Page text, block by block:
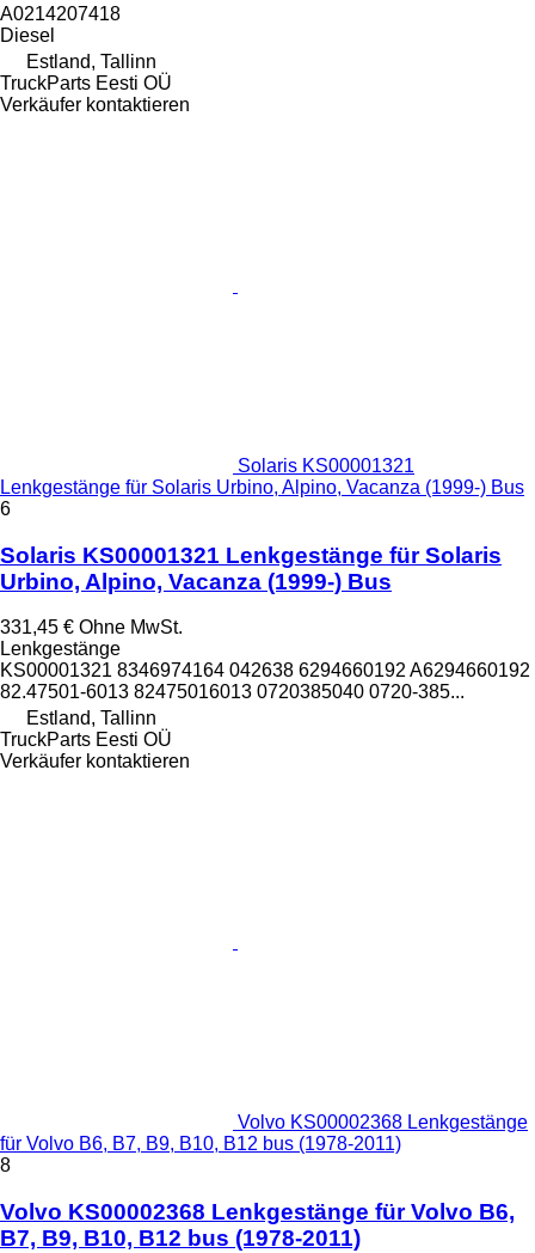
A0214207418
Diesel
Estland, Tallinn
TruckParts Eesti OÜ
Verkäufer kontaktieren
Solaris KS00001321
Lenkgestänge für Solaris Urbino, Alpino, Vacanza (1999-) Bus
6
Solaris KS00001321 Lenkgestänge für Solaris
Urbino, Alpino, Vacanza (1999-) Bus
331,45 € Ohne MwSt.
Lenkgestänge
KS00001321 8346974164 042638 6294660192 A6294660192
82.47501-6013 82475016013 0720385040 0720-385...
Estland, Tallinn
TruckParts Eesti OÜ
Verkäufer kontaktieren
Volvo KS00002368 Lenkgestänge
für Volvo B6, B7, B9, B10, B12 bus (1978-2011)
8
Volvo KS00002368 Lenkgestänge für Volvo B6,
B7, B9, B10, B12 bus (1978-2011)